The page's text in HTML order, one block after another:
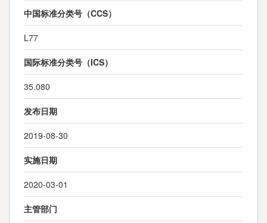
中国标准分类号（CCS）
L77
国际标准分类号（ICS）
35.080
发布日期
2019-08-30
实施日期
2020-03-01
主管部门